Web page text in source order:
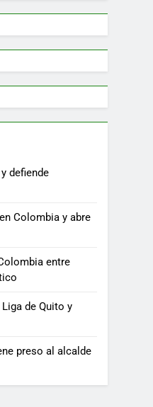
defiende
Colombia y abre
entre
de Quito y
preso al alcalde